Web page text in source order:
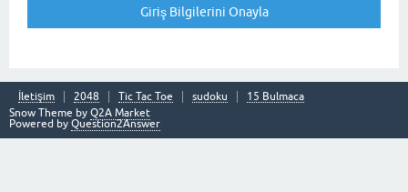
İletişim 2048 Tic Tac Toe sudoku
15 Bulmaca
Snow Theme by Q2A Market
Powered by Question2Answer